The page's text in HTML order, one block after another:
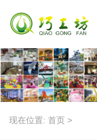
现在位置: 首页 >